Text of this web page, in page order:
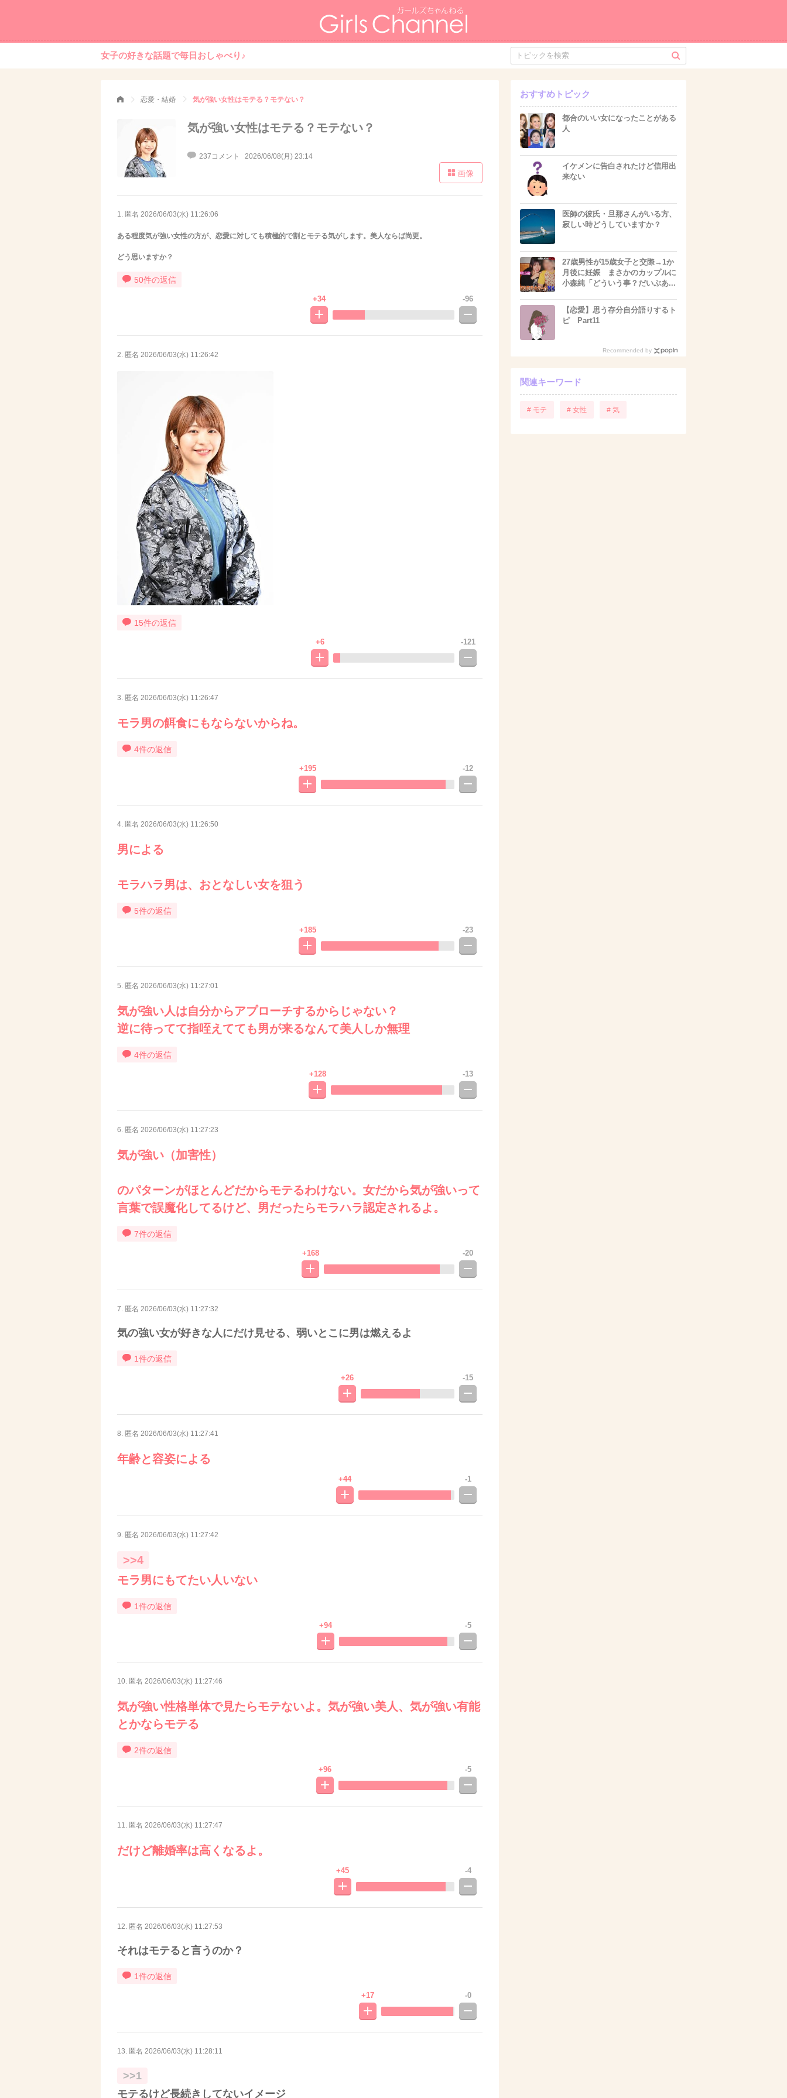
女子の好きな話題で毎日おしゃべり♪
恋愛・結婚 気が強い女性はモテる？モテない？
気が強い女性はモテる？モテない？
237コメント 2026/06/08(月) 23:14
画像
1. 匿名 2026/06/03(水) 11:26:06
ある程度気が強い女性の方が、恋愛に対しても積極的で割とモテる気がします。美人ならば尚更。
どう思いますか？
50件の返信
+34 -96
2. 匿名 2026/06/03(水) 11:26:42
15件の返信
+6 -121
3. 匿名 2026/06/03(水) 11:26:47
モラ男の餌食にもならないからね。
4件の返信
+195 -12
4. 匿名 2026/06/03(水) 11:26:50
男による
モラハラ男は、おとなしい女を狙う
5件の返信
+185 -23
5. 匿名 2026/06/03(水) 11:27:01
気が強い人は自分からアプローチするからじゃない？
逆に待ってて指咥えてても男が来るなんて美人しか無理
4件の返信
+128 -13
6. 匿名 2026/06/03(水) 11:27:23
気が強い（加害性）
のパターンがほとんどだからモテるわけない。女だから気が強いって
言葉で誤魔化してるけど、男だったらモラハラ認定されるよ。
7件の返信
+168 -20
7. 匿名 2026/06/03(水) 11:27:32
気の強い女が好きな人にだけ見せる、弱いとこに男は燃えるよ
1件の返信
+26 -15
8. 匿名 2026/06/03(水) 11:27:41
年齢と容姿による
+44 -1
9. 匿名 2026/06/03(水) 11:27:42
>>4
モラ男にもてたい人いない
1件の返信
+94 -5
10. 匿名 2026/06/03(水) 11:27:46
気が強い性格単体で見たらモテないよ。気が強い美人、気が強い有能
とかならモテる
2件の返信
+96 -5
11. 匿名 2026/06/03(水) 11:27:47
だけど離婚率は高くなるよ。
+45 -4
12. 匿名 2026/06/03(水) 11:27:53
それはモテると言うのか？
1件の返信
+17 -0
13. 匿名 2026/06/03(水) 11:28:11
>>1
モテるけど長続きしてないイメージ
おすすめトピック
都合のいい女になったことがある
人
イケメンに告白されたけど信用出
来ない
医師の彼氏・旦那さんがいる方、
寂しい時どうしていますか？
27歳男性が15歳女子と交際→1か
月後に妊娠 まさかのカップルに
小森純「どういう事？だいぶあ...
【恋愛】思う存分自分語りするト
ピ Part11
Recommended by
関連キーワード
# モテ # 女性 # 気